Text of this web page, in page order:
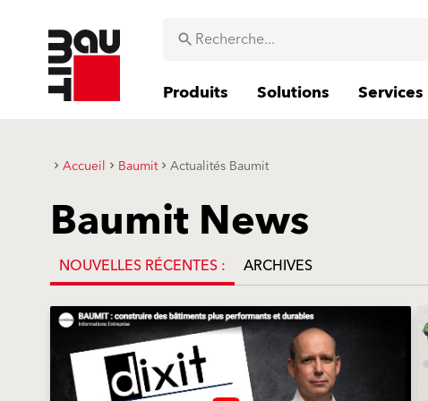
Produits Solutions Services
Accueil Baumit Actualités Baumit
Baumit News
NOUVELLES RÉCENTES : ARCHIVES